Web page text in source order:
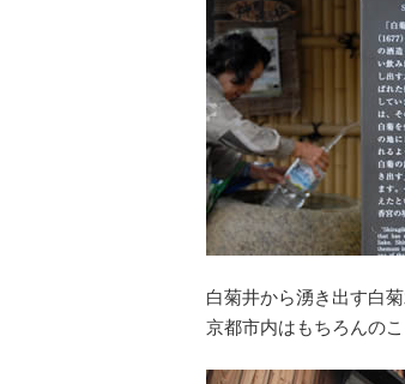
白菊井から湧き出す白
京都市内はもちろんの